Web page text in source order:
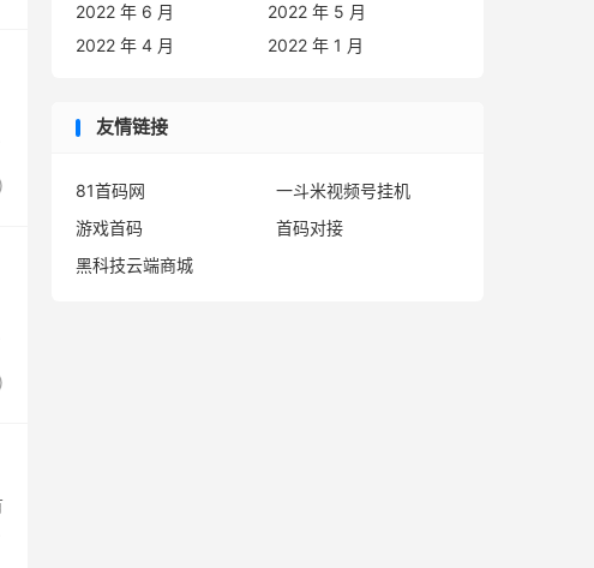
)
)
2022 年 6 月
2022 年 5 月
2022 年 4 月
2022 年 1 月
友情链接
81首码网
一斗米视频号挂机
游戏首码
首码对接
黑科技云端商城